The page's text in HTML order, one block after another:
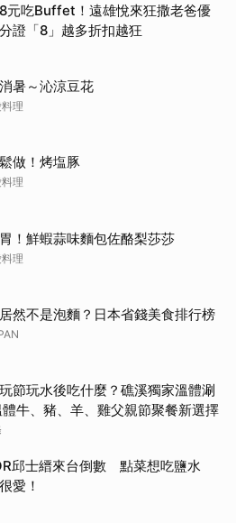
元吃Buffet！遠雄悅來狂撒老爸優
證「8」越多折扣越狂
暑～沁涼豆花
理
做！烤塩豚
理
！鮮蝦蒜味麵包佐酪梨莎莎
理
然不是泡麵？日本省錢美食排行榜
節玩水後吃什麼？礁溪獨家溫體涮
牛、豬、羊、雞父親節聚餐新選擇
邱士縉來台倒數 點菜想吃鹽水
愛！